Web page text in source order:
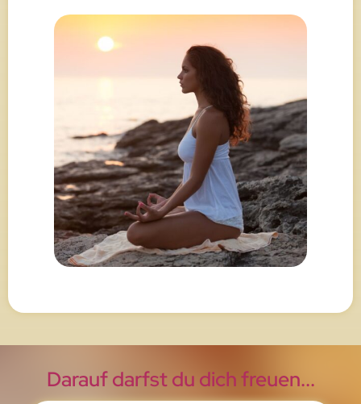
Darauf darfst du dich freuen...